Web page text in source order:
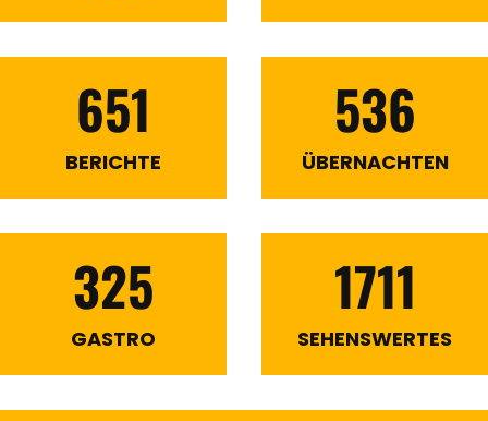
651
BERICHTE
536
ÜBERNACHTEN
325
GASTRO
1711
SEHENSWERTES